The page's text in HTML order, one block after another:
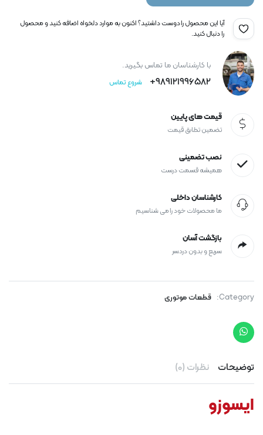
آیا این محصول را دوست داشتید؟ اکنون به موارد دلخواه اضافه کنید و محصول
را دنبال کنید.
با کارشناسان ما تماس بگیرید.
989121996582+ شروع تماس
قیمت های پایین
تضمین تطابق قیمت
نصب تضمینی
همیشه قسمت درست
کارشناسان داخلی
ما محصولات خود را می شناسیم
بازگشت آسان
سریع و بدون دردسر
Category: قطعات موتوری
توضیحات نظرات (0)
ایسوزو